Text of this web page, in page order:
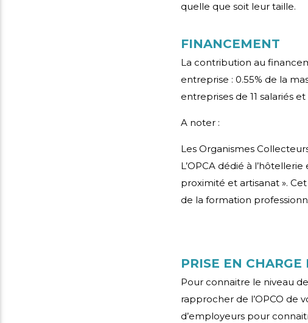
quelle que soit leur taille.
FINANCEMENT
La contribution au
entreprise : 0.55% de la
entreprises de 11 salariés et
A noter :
Les Organismes
L’OPCA dédié à
proximité et artisanat ».
de la formation
PRISE EN
Pour connaitre le niveau
rapprocher de l’OPCO de
d’employeurs pour